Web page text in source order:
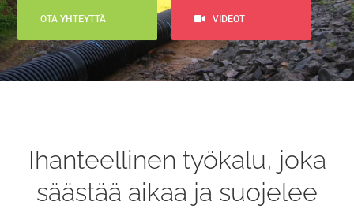
OTA YHTEYTTÄ VIDEOT
Ihanteellinen työkalu, joka
säästää aikaa ja suojelee